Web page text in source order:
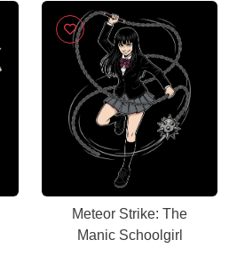
Meteor Strike: The
Manic Schoolgirl